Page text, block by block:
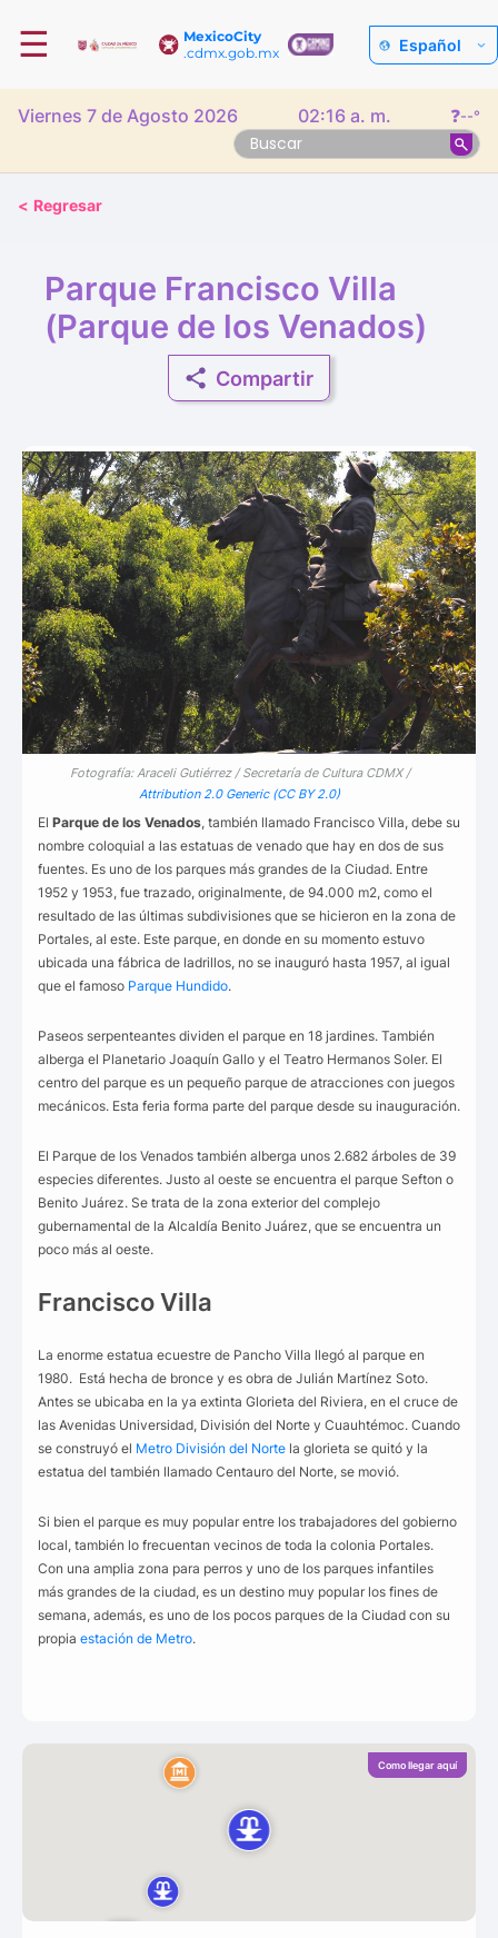
MexicoCity
.cdmx.gob.mx
☰ Español
Viernes 7 de Agosto 2026 02:16 a. m. ❓--°
< Regresar
Parque Francisco Villa
(Parque de los Venados)
Compartir
Fotografía: Araceli Gutiérrez / Secretaría de Cultura CDMX /
Attribution 2.0 Generic (CC BY 2.0)
El Parque de los Venados, también llamado Francisco Villa, debe su
nombre coloquial a las estatuas de venado que hay en dos de sus
fuentes. Es uno de los parques más grandes de la Ciudad. Entre
1952 y 1953, fue trazado, originalmente, de 94.000 m2, como el
resultado de las últimas subdivisiones que se hicieron en la zona de
Portales, al este. Este parque, en donde en su momento estuvo
ubicada una fábrica de ladrillos, no se inauguró hasta 1957, al igual
que el famoso Parque Hundido.
Paseos serpenteantes dividen el parque en 18 jardines. También
alberga el Planetario Joaquín Gallo y el Teatro Hermanos Soler. El
centro del parque es un pequeño parque de atracciones con juegos
mecánicos. Esta feria forma parte del parque desde su inauguración.
El Parque de los Venados también alberga unos 2.682 árboles de 39
especies diferentes. Justo al oeste se encuentra el parque Sefton o
Benito Juárez. Se trata de la zona exterior del complejo
gubernamental de la Alcaldía Benito Juárez, que se encuentra un
poco más al oeste.
Francisco Villa
La enorme estatua ecuestre de Pancho Villa llegó al parque en
1980. Está hecha de bronce y es obra de Julián Martínez Soto.
Antes se ubicaba en la ya extinta Glorieta del Riviera, en el cruce de
las Avenidas Universidad, División del Norte y Cuauhtémoc. Cuando
se construyó el Metro División del Norte la glorieta se quitó y la
estatua del también llamado Centauro del Norte, se movió.
Si bien el parque es muy popular entre los trabajadores del gobierno
local, también lo frecuentan vecinos de toda la colonia Portales.
Con una amplia zona para perros y uno de los parques infantiles
más grandes de la ciudad, es un destino muy popular los fines de
semana, además, es uno de los pocos parques de la Ciudad con su
propia estación de Metro.
Como llegar aquí